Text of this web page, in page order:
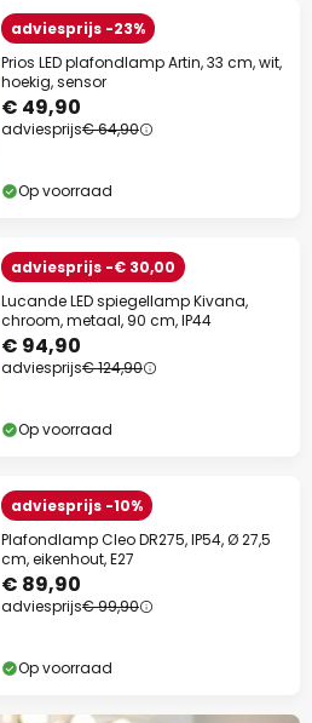
adviesprijs -23%
Prios LED plafondlamp Artin, 33 cm, wit,
hoekig, sensor
€ 49,90
adviesprijs€ 64,90
Op voorraad
adviesprijs -€ 30,00
Lucande LED spiegellamp Kivana,
chroom, metaal, 90 cm, IP44
€ 94,90
adviesprijs€ 124,90
Op voorraad
adviesprijs -10%
Plafondlamp Cleo DR275, IP54, Ø 27,5
cm, eikenhout, E27
€ 89,90
adviesprijs€ 99,90
Op voorraad